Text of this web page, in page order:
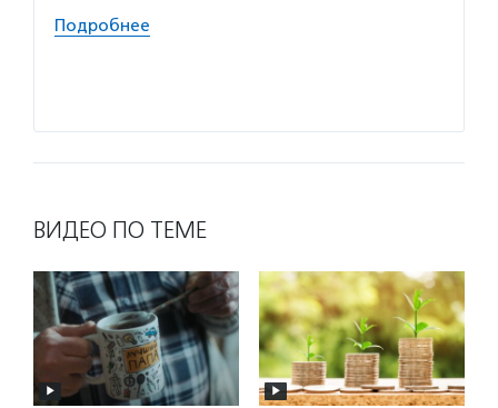
Подробнее
ВИДЕО ПО ТЕМЕ